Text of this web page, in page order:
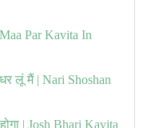
Maa Par Kavita In
लूं मैं | Nari Shoshan
| Josh Bhari Kavita